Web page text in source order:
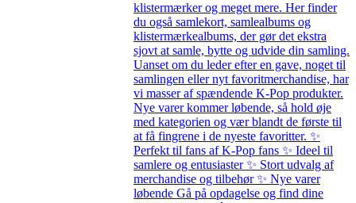
klistermærker og meget mere. Her finder
du også samlekort, samlealbums og
klistermærkealbums, der gør det ekstra
sjovt at samle, bytte og udvide din samling.
Uanset om du leder efter en gave, noget til
samlingen eller nyt favoritmerchandise, har
vi masser af spændende K-Pop produkter.
Nye varer kommer løbende, så hold øje
med kategorien og vær blandt de første til
at få fingrene i de nyeste favoritter. ✨
Perfekt til fans af K-Pop fans ✨ Ideel til
samlere og entusiaster ✨ Stort udvalg af
merchandise og tilbehør ✨ Nye varer
løbende Gå på opdagelse og find dine